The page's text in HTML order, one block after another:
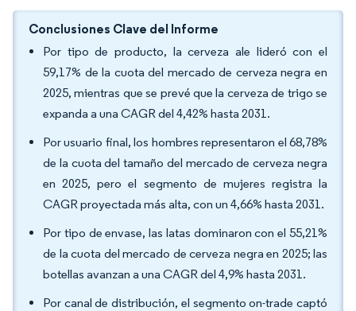
Conclusiones Clave del Informe
Por tipo de producto, la cerveza ale lideró con el
59,17% de la cuota del mercado de cerveza negra en
2025, mientras que se prevé que la cerveza de trigo se
expanda a una CAGR del 4,42% hasta 2031.
Por usuario final, los hombres representaron el 68,78%
de la cuota del tamaño del mercado de cerveza negra
en 2025, pero el segmento de mujeres registra la
CAGR proyectada más alta, con un 4,66% hasta 2031.
Por tipo de envase, las latas dominaron con el 55,21%
de la cuota del mercado de cerveza negra en 2025; las
botellas avanzan a una CAGR del 4,9% hasta 2031.
Por canal de distribución, el segmento on-trade captó